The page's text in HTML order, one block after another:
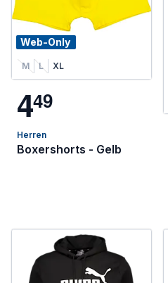
Web-Only
M L XL
449
Herren
Boxershorts - Gelb